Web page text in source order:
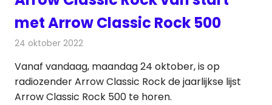
met Arrow Classic Rock 500
24 oktober 2022
Vanaf vandaag, maandag 24 oktober, is op
radiozender Arrow Classic Rock de jaarlijkse lijst
Arrow Classic Rock 500 te horen.